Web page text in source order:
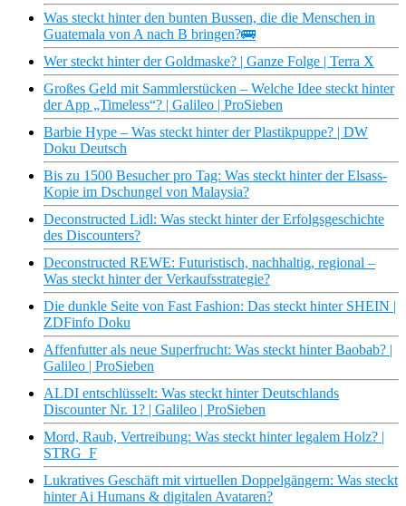
Was steckt hinter den bunten Bussen, die die Menschen in
Guatemala von A nach B bringen?🚌
Wer steckt hinter der Goldmaske? | Ganze Folge | Terra X
Großes Geld mit Sammlerstücken – Welche Idee steckt hinter
der App „Timeless“? | Galileo | ProSieben
Barbie Hype – Was steckt hinter der Plastikpuppe? | DW
Doku Deutsch
Bis zu 1500 Besucher pro Tag: Was steckt hinter der Elsass-
Kopie im Dschungel von Malaysia?
Deconstructed Lidl: Was steckt hinter der Erfolgsgeschichte
des Discounters?
Deconstructed REWE: Futuristisch, nachhaltig, regional –
Was steckt hinter der Verkaufsstrategie?
Die dunkle Seite von Fast Fashion: Das steckt hinter SHEIN |
ZDFinfo Doku
Affenfutter als neue Superfrucht: Was steckt hinter Baobab? |
Galileo | ProSieben
ALDI entschlüsselt: Was steckt hinter Deutschlands
Discounter Nr. 1? | Galileo | ProSieben
Mord, Raub, Vertreibung: Was steckt hinter legalem Holz? |
STRG_F
Lukratives Geschäft mit virtuellen Doppelgängern: Was steckt
hinter Ai Humans & digitalen Avataren?